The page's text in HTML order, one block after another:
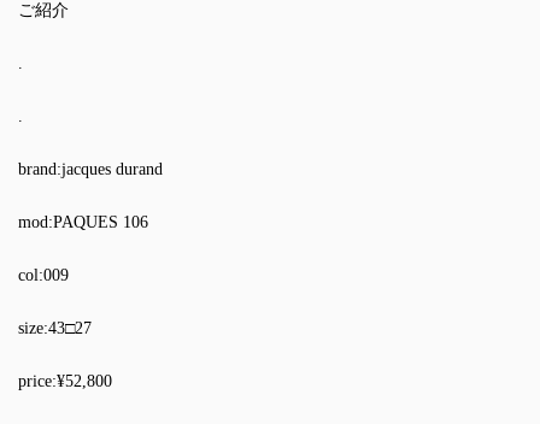
ご紹介
.
.
brand:jacques durand
mod:PAQUES 106
col:009
size:43□27
price:¥52,800